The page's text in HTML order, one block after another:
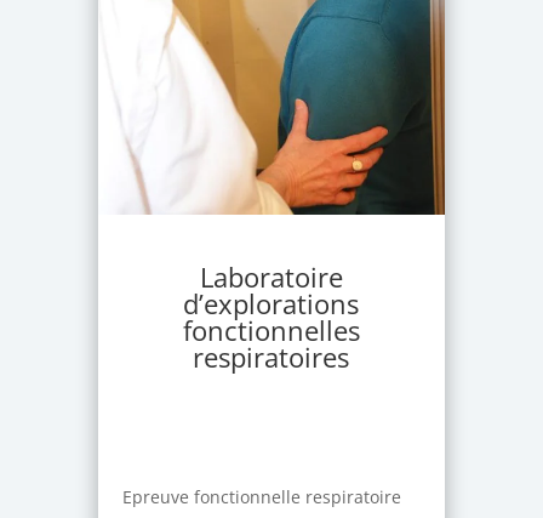
Laboratoire
d’explorations
fonctionnelles
respiratoires
Epreuve fonctionnelle respiratoire